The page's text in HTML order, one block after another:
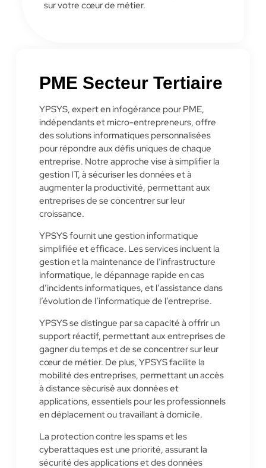
sur votre cœur de métier.
PME Secteur Tertiaire​​
YPSYS, expert en infogérance pour PME,
indépendants et micro-entrepreneurs, offre
des solutions informatiques personnalisées
pour répondre aux défis uniques de chaque
entreprise. Notre approche vise à simplifier la
gestion IT, à sécuriser les données et à
augmenter la productivité, permettant aux
entreprises de se concentrer sur leur
croissance.
YPSYS fournit une gestion informatique
simplifiée et efficace. Les services incluent la
gestion et la maintenance de l’infrastructure
informatique, le dépannage rapide en cas
d’incidents informatiques, et l’assistance dans
l’évolution de l’informatique de l’entreprise.
YPSYS se distingue par sa capacité à offrir un
support réactif, permettant aux entreprises de
gagner du temps et de se concentrer sur leur
cœur de métier. De plus, YPSYS facilite la
mobilité des entreprises, permettant un accès
à distance sécurisé aux données et
applications, essentiels pour les professionnels
en déplacement ou travaillant à domicile.
La protection contre les spams et les
cyberattaques est une priorité, assurant la
sécurité des applications et des données